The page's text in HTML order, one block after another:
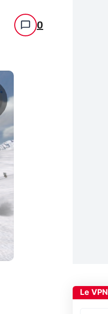
0
Le